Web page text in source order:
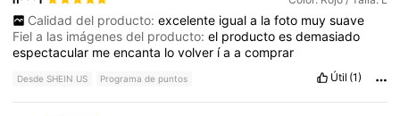
Calidad del producto: excelente igual a la foto muy suave
Fiel a las imágenes del producto:el productoesdemasiado
espectacular meencanta lovolver íaacomprar
Desde SHEIN US Programa de puntos Útil (1)